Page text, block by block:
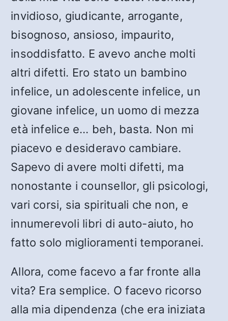
invidioso, giudicante, arrogante,
bisognoso, ansioso, impaurito,
insoddisfatto. E avevo anche molti
altri difetti. Ero stato un bambino
infelice, un adolescente infelice, un
giovane infelice, un uomo di mezza
età infelice e… beh, basta. Non mi
piacevo e desideravo cambiare.
Sapevo di avere molti difetti, ma
nonostante i counsellor, gli psicologi,
vari corsi, sia spirituali che non, e
innumerevoli libri di auto-aiuto, ho
fatto solo miglioramenti temporanei.
Allora, come facevo a far fronte alla
vita? Era semplice. O facevo ricorso
alla mia dipendenza (che era iniziata